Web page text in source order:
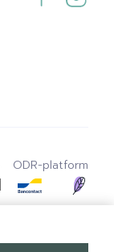
ODR-platform